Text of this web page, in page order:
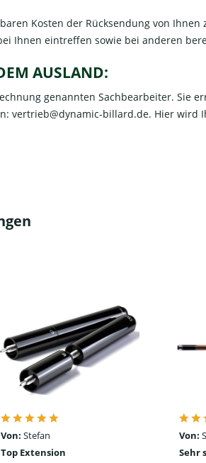
Kosten der Rücksendung von Ihnen
Ihnen eintreffen sowie bei anderen
AUSLAND:
genannten Sachbearbeiter. Sie
vertrieb@dynamic-billard.de. Hier wird
Von: Stefan
Top Extension
Von:
Sehr